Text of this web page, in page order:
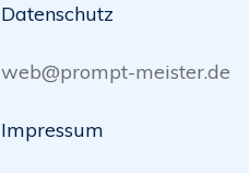
Datenschutz
web@prompt-meister.de
Impressum